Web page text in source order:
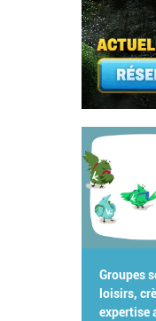
Groupes
loisirs,
expertise